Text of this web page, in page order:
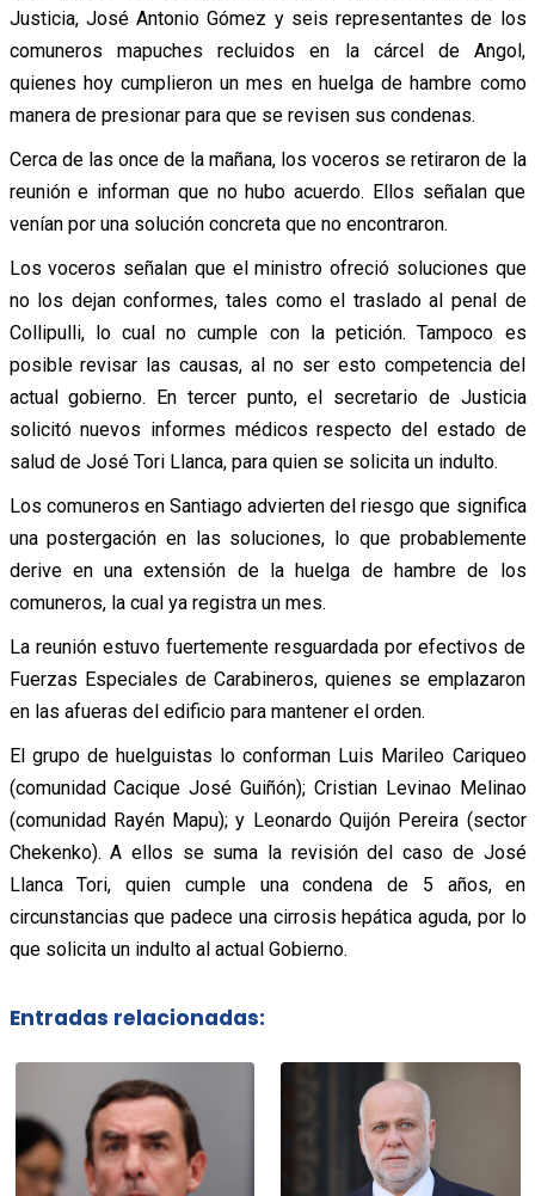
Justicia, José Antonio Gómez y seis representantes de los
comuneros mapuches recluidos en la cárcel de Angol,
quienes hoy cumplieron un mes en huelga de hambre como
manera de presionar para que se revisen sus condenas.
Cerca de las once de la mañana, los voceros se retiraron de la
reunión e informan que no hubo acuerdo. Ellos señalan que
venían por una solución concreta que no encontraron.
Los voceros señalan que el ministro ofreció soluciones que
no los dejan conformes, tales como el traslado al penal de
Collipulli, lo cual no cumple con la petición. Tampoco es
posible revisar las causas, al no ser esto competencia del
actual gobierno. En tercer punto, el secretario de Justicia
solicitó nuevos informes médicos respecto del estado de
salud de José Tori Llanca, para quien se solicita un indulto.
Los comuneros en Santiago advierten del riesgo que significa
una postergación en las soluciones, lo que probablemente
derive en una extensión de la huelga de hambre de los
comuneros, la cual ya registra un mes.
La reunión estuvo fuertemente resguardada por efectivos de
Fuerzas Especiales de Carabineros, quienes se emplazaron
en las afueras del edificio para mantener el orden.
El grupo de huelguistas lo conforman Luis Marileo Cariqueo
(comunidad Cacique José Guiñón); Cristian Levinao Melinao
(comunidad Rayén Mapu); y Leonardo Quijón Pereira (sector
Chekenko). A ellos se suma la revisión del caso de José
Llanca Tori, quien cumple una condena de 5 años, en
circunstancias que padece una cirrosis hepática aguda, por lo
que solicita un indulto al actual Gobierno.
Entradas relacionadas: